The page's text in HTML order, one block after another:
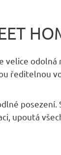
velice odolná
ředitelnou
posezení.
upoutá